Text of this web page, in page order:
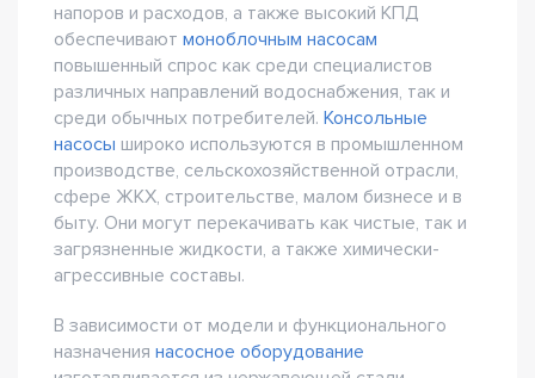
напоров и расходов, а также высокий КПД
обеспечивают моноблочным насосам
повышенный спрос как среди специалистов
различных направлений водоснабжения, так и
среди обычных потребителей. Консольные
насосы широко используются в промышленном
производстве, сельскохозяйственной отрасли,
сфере ЖКХ, строительстве, малом бизнесе и в
быту. Они могут перекачивать как чистые, так и
загрязненные жидкости, а также химически-
агрессивные составы.
В зависимости от модели и функционального
назначения насосное оборудование